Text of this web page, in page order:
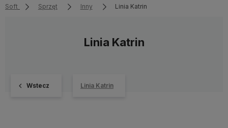
Soft Sprzęt Inny Linia Katrin
Linia Katrin
Wstecz Linia Katrin